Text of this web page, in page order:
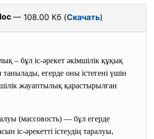
— 108.00 Кб (Скачать)
– бұл іс-әрекет әкімшілік құқық
егерде оны істегені үшін
жауаптылық қарастырылған
(массовость) — бұл егерде
іс-әрекетті істеудің таралуы,